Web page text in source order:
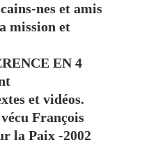
nes et amis
mission et
EN 4
et vidéos.
François
la Paix -2002